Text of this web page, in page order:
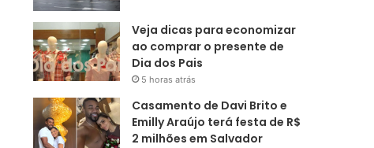
Veja dicas para economizar
ao comprar o presente de
Dia dos Pais
5 horas atrás
Casamento de Davi Brito e
Emilly Araújo terá festa de R$
2 milhões em Salvador